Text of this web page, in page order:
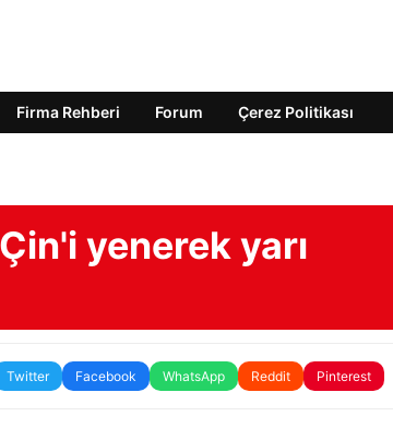
Firma Rehberi Forum Çerez Politikası
yenerek yarı
Twitter Facebook WhatsApp Reddit Pinterest